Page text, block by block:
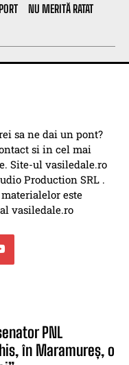
NU MERITĂ RATAT
sa ne dai un pont?
si in cel mai
Site-ul vasiledale.ro
Production SRL .
este
vasiledale.ro
PNL
în Maramureș, o